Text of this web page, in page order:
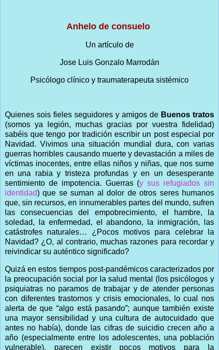
Anhelo de consuelo
Un artículo de
Jose Luis Gonzalo Marrodán
Psicólogo clínico y traumaterapeuta sistémico
Quienes sois fieles seguidores y amigos de Buenos tratos
(somos ya legión, muchas gracias por vuestra fidelidad)
sabéis que tengo por tradición escribir un post especial por
Navidad. Vivimos una situación mundial dura, con varias
guerras horribles causando muerte y devastación a miles de
víctimas inocentes, entre ellas niños y niñas, que nos sume
en una rabia y tristeza profundas y en un desesperante
sentimiento de impotencia. Guerras (y sus refugiados sin
identidad) que se suman al dolor de otros seres humanos
que, sin recursos, en innumerables partes del mundo, sufren
las consecuencias del empobrecimiento, el hambre, la
soledad, la enfermedad, el abandono, la inmigración, las
catástrofes naturales… ¿Pocos motivos para celebrar la
Navidad? ¿O, al contrario, muchas razones para recordar y
reivindicar su auténtico significado?
Quizá en estos tiempos post-pandémicos caracterizados por
la preocupación social por la salud mental (los psicólogos y
psiquiatras no paramos de trabajar y de atender personas
con diferentes trastornos y crisis emocionales, lo cual nos
alerta de que “algo está pasando”; aunque también existe
una mayor sensibilidad y una cultura de autocuidado que
antes no había), donde las cifras de suicidio crecen año a
año (especialmente entre los adolescentes, una población
vulnerable), parecen existir pocos motivos para la